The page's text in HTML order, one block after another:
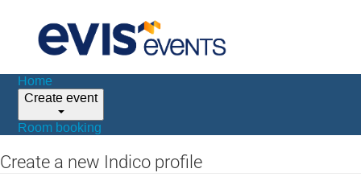
Home
Create event
Room booking
Create a new Indico profile